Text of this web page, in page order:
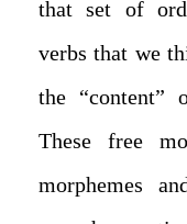
that set of
verbs that we
the “content”
These free
morphemes